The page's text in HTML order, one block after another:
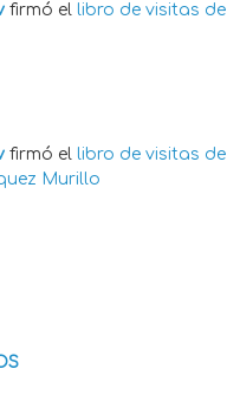
firmó el libro de visitas de
firmó el libro de visitas de
Murillo